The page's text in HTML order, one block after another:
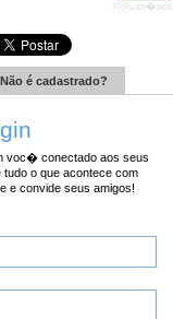
>>Avan�ada
Não é cadastrado?
voc� conectado aos seus
o que acontece com
e convide seus amigos!